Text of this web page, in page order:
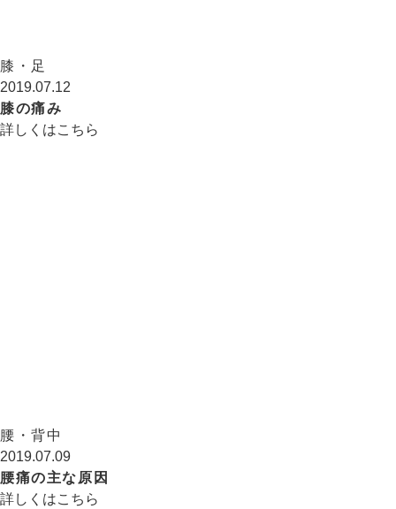
膝・足
2019.07.12
膝の痛み
詳しくはこちら
腰・背中
2019.07.09
腰痛の主な原因
詳しくはこちら